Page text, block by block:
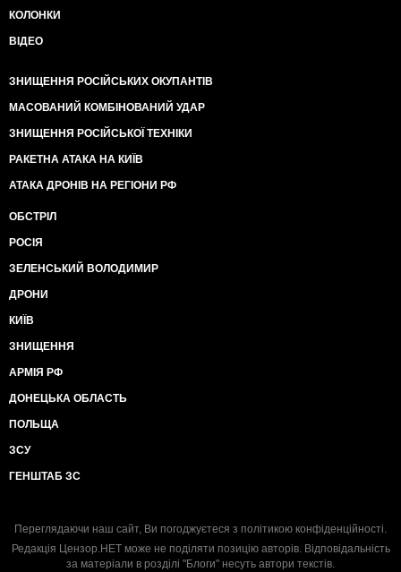
КОЛОНКИ
ВІДЕО
ЗНИЩЕННЯ РОСІЙСЬКИХ ОКУПАНТІВ
МАСОВАНИЙ КОМБІНОВАНИЙ УДАР
ЗНИЩЕННЯ РОСІЙСЬКОЇ ТЕХНІКИ
РАКЕТНА АТАКА НА КИЇВ
АТАКА ДРОНІВ НА РЕГІОНИ РФ
ОБСТРІЛ
РОСІЯ
ЗЕЛЕНСЬКИЙ ВОЛОДИМИР
ДРОНИ
КИЇВ
ЗНИЩЕННЯ
АРМІЯ РФ
ДОНЕЦЬКА ОБЛАСТЬ
ПОЛЬЩА
ЗСУ
ГЕНШТАБ ЗС
Переглядаючи наш сайт, Ви погоджуєтеся з політикою конфіденційності.
Редакція Цензор.НЕТ може не поділяти позицію авторів. Відповідальність
за матеріали в розділі "Блоги" несуть автори текстів.